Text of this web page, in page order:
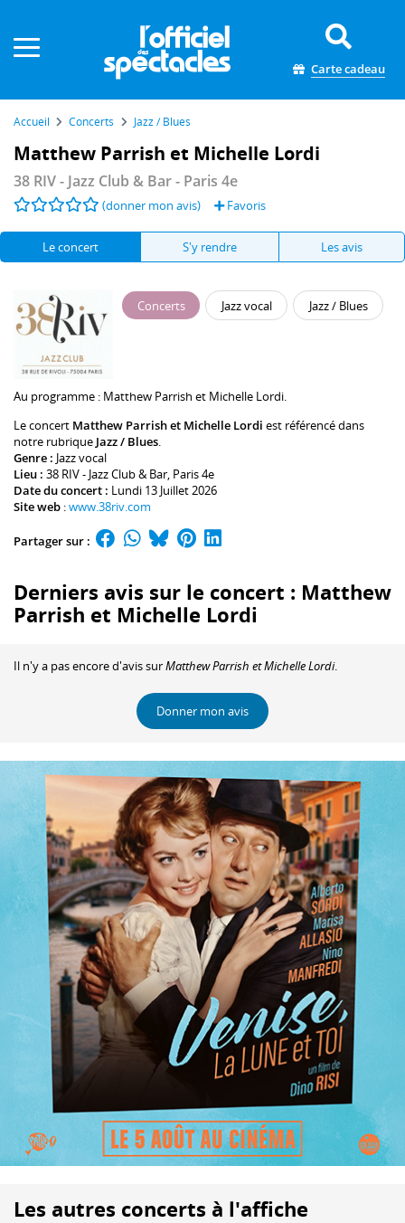
Carte cadeau
Accueil Concerts Jazz / Blues
Matthew Parrish et Michelle Lordi
38 RIV - Jazz Club & Bar- Paris 4e
(donner mon avis) Favoris
Le concert S'y rendre Les avis
Concerts Jazz vocal Jazz / Blues
Au programme : Matthew Parrish et Michelle Lordi
Le concert Matthew Parrish et Michelle Lordi est référencé dans
notre rubrique Jazz / Blues.
Genre : Jazz vocal
Lieu : 38 RIV - Jazz Club & Bar, Paris 4e
Date du concert : Lundi 13 Juillet 2026
Site web :www.38riv.com
Partager sur :
Derniers avis sur le concert : Matthew
Parrish et Michelle Lordi
Il n'y a pas encore d'avis surMatthew Parrish et Michelle Lordi.
Donner mon avis
Les autres concerts à l'affiche